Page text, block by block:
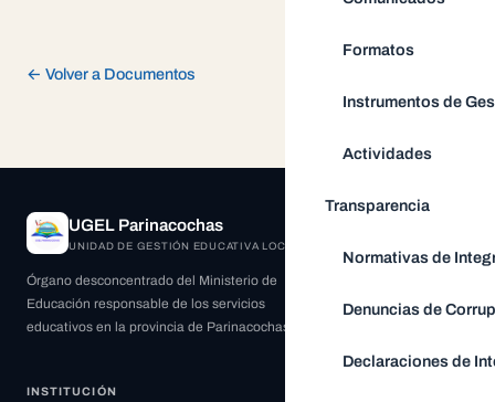
Formatos
Instrumentos de
Actividades
Transparencia
Normativas de
Denuncias de
Declaraciones de
← Volver a Documentos
UGEL Parinacochas
UNIDAD DE GESTIÓN EDUCATIVA LOCAL
Órgano desconcentrado del Ministerio de
Educación responsable de los servicios
educativos en la provincia de Parinacochas.
INSTITUCIÓN